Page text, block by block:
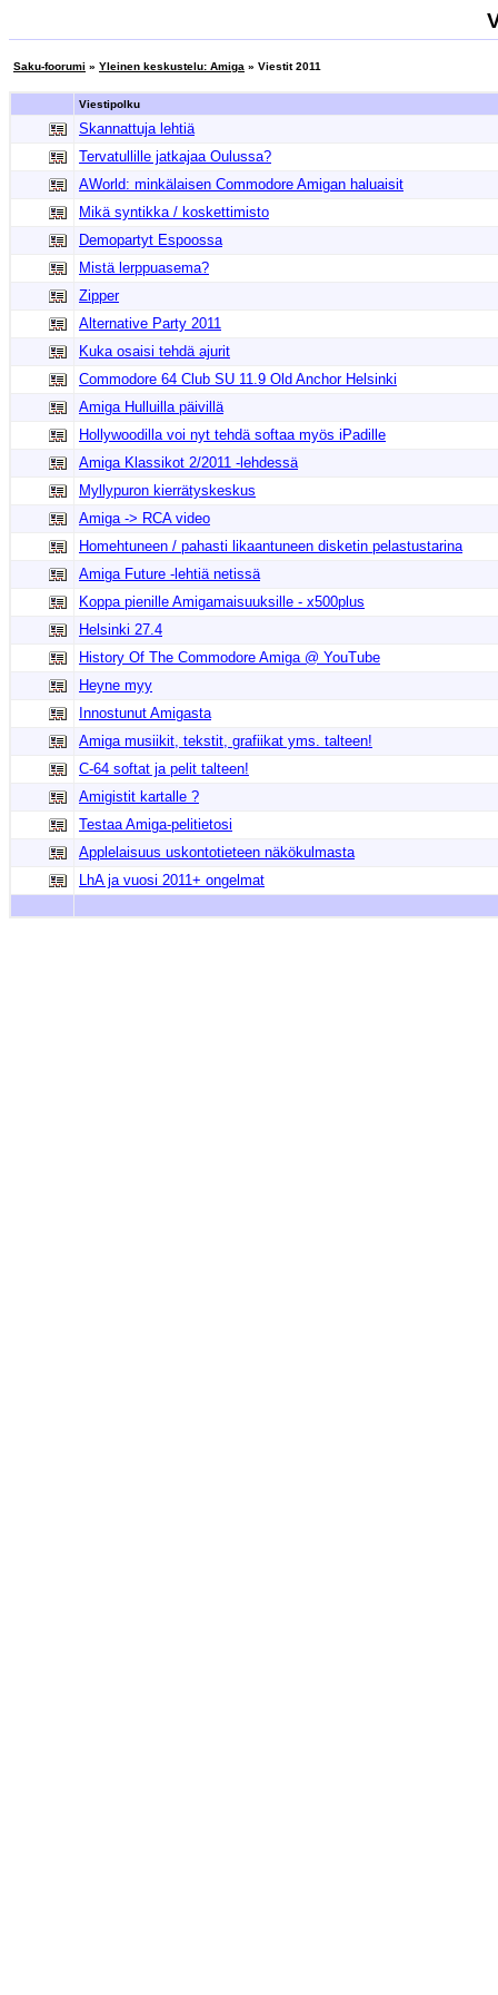
Saku-foorumi » Yleinen keskustelu: Amiga » Viestit 2011
Viestipolku
Skannattuja lehtiä
Tervatullille jatkajaa Oulussa?
AWorld: minkälaisen Commodore Amigan haluaisit
Mikä syntikka / koskettimisto
Demopartyt Espoossa
Mistä lerppuasema?
Zipper
Alternative Party 2011
Kuka osaisi tehdä ajurit
Commodore 64 Club SU 11.9 Old Anchor Helsinki
Amiga Hulluilla päivillä
Hollywoodilla voi nyt tehdä softaa myös iPadille
Amiga Klassikot 2/2011 -lehdessä
Myllypuron kierrätyskeskus
Amiga -> RCA video
Homehtuneen / pahasti likaantuneen disketin pelastustarina
Amiga Future -lehtiä netissä
Koppa pienille Amigamaisuuksille - x500plus
Helsinki 27.4
History Of The Commodore Amiga @ YouTube
Heyne myy
Innostunut Amigasta
Amiga musiikit, tekstit, grafiikat yms. talteen!
C-64 softat ja pelit talteen!
Amigistit kartalle ?
Testaa Amiga-pelitietosi
Applelaisuus uskontotieteen näkökulmasta
LhA ja vuosi 2011+ ongelmat